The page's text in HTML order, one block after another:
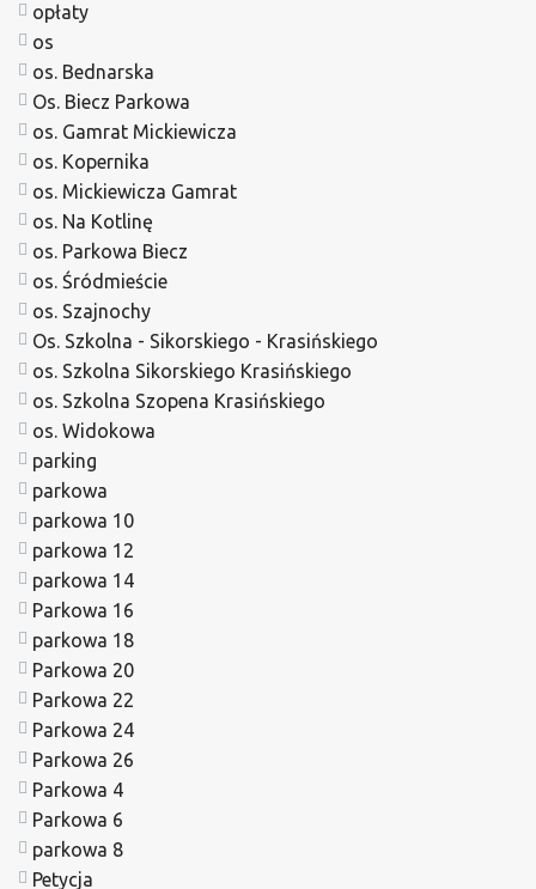
opłaty
os
os. Bednarska
Os. Biecz Parkowa
os. Gamrat Mickiewicza
os. Kopernika
os. Mickiewicza Gamrat
os. Na Kotlinę
os. Parkowa Biecz
os. Śródmieście
os. Szajnochy
Os. Szkolna - Sikorskiego - Krasińskiego
os. Szkolna Sikorskiego Krasińskiego
os. Szkolna Szopena Krasińskiego
os. Widokowa
parking
parkowa
parkowa 10
parkowa 12
parkowa 14
Parkowa 16
parkowa 18
Parkowa 20
Parkowa 22
Parkowa 24
Parkowa 26
Parkowa 4
Parkowa 6
parkowa 8
Petycja